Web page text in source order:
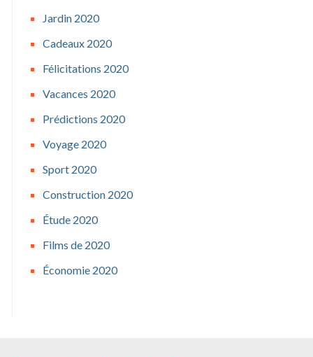
Jardin 2020
Cadeaux 2020
Félicitations 2020
Vacances 2020
Prédictions 2020
Voyage 2020
Sport 2020
Construction 2020
Étude 2020
Films de 2020
Économie 2020